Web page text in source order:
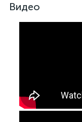
Видео